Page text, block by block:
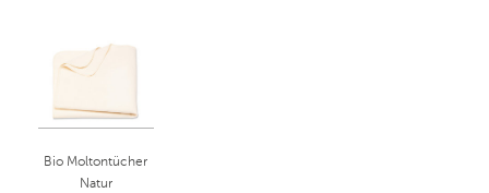
Bio Moltontücher
Natur